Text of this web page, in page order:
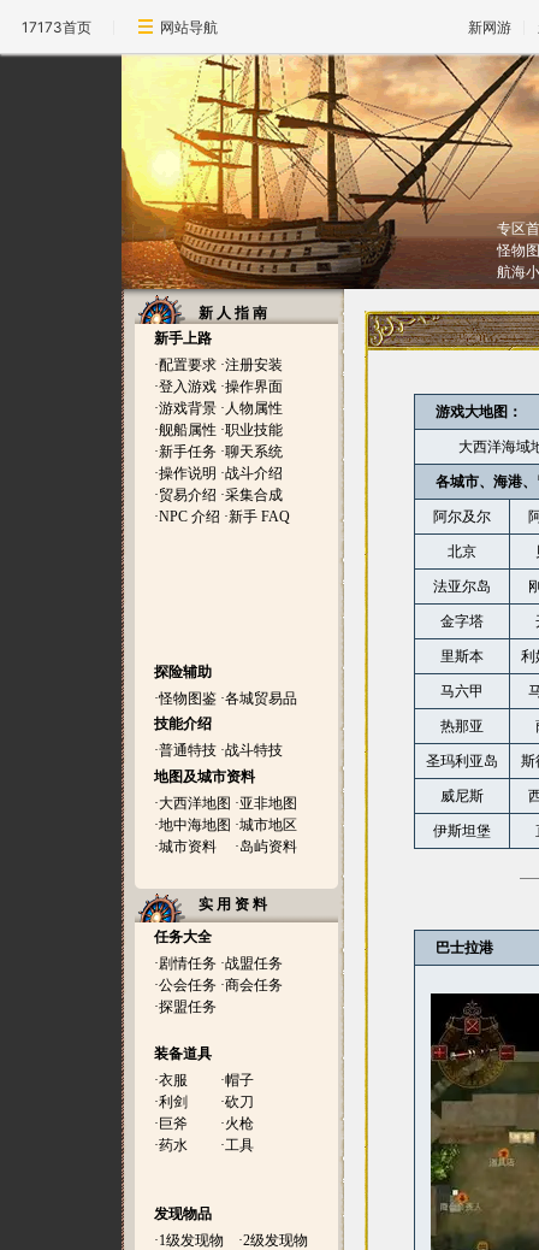
17173首页 网站导航 新网游
专区
怪物
航海
新 人 指 南
新手上路
·配置要求 ·注册安装
·登入游戏 ·操作界面
·游戏背景 · 人物属性
·舰船属性 ·职业技能
·新手任务 ·聊天系统
·操作说明 ·战斗介绍
·贸易介绍 ·采集合成
·NPC 介绍 ·新手 FAQ
探险辅助
·怪物图鉴 ·各城贸易品
技能介绍
·普通特技 ·战斗特技
地图及城市资料
·大西洋地图 ·亚非地图
·地中海地图 ·城市地区
·城市资料 ·岛屿资料
实 用 资 料
任务大全
·剧情任务 ·战盟任务
·公会任务 ·商会任务
·探盟任务
装备道具
·衣服 ·帽子
·利剑 ·砍刀
· 巨斧 ·火枪
·药水 ·工具
发现物品
·1级发现物 ·2级发现物
游戏大地图：
大西洋海域
各城市、海港
阿尔及尔
北京
法亚尔岛
金字塔
里斯本 利
马六甲
热那亚
圣玛利亚岛 斯
威尼斯
伊斯坦堡
巴士拉港